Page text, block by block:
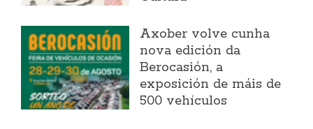
Axober volve cunha
nova edición da
Berocasión, a
exposición de máis de
500 vehículos